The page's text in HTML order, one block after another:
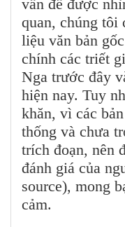
vấn đề được
quan, chúng tôi
liệu văn bản
chính các triết
Nga trước đây
hiện nay. Tuy
khăn, vì các
thống và chưa
trích đoạn, nên
đánh giá của
source), mong
cảm.